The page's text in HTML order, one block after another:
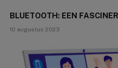
BLUETOOTH: EEN
10 augustus 2023